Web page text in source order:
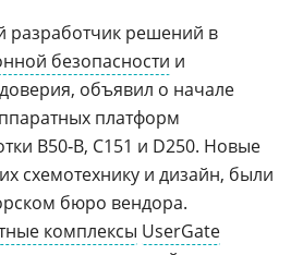
разработчик решений в
безопасности и
объявил о начале
платформ
B50‑B, С151 и D250. Новые
схемотехнику и дизайн, были
бюро вендора.
комплексы UserGate